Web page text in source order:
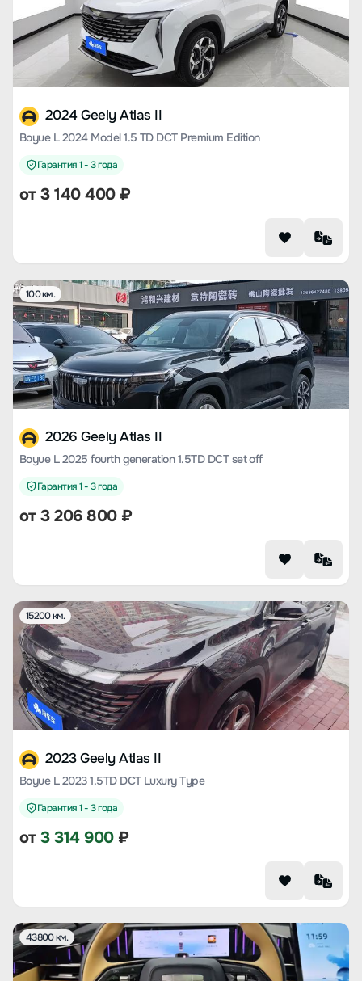
2024 Geely Atlas II
Boyue L 2024 Model 1.5 TD DCT Premium Edition
Гарантия 1 - 3 года
от3 140 400₽
100 км.
2026 Geely Atlas II
Boyue L 2025 fourth generation 1.5TD DCT set off
Гарантия 1 - 3 года
от3 206 800₽
15200 км.
2023 Geely Atlas II
Boyue L 2023 1.5TD DCT Luxury Type
Гарантия 1 - 3 года
от3 314 900₽
43800 км.